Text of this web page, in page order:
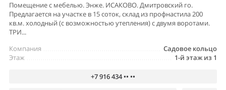
Помещение с мебелью. Энже. ИСАКОВО. Дмитровский го.
Предлагается на участке в 15 соток, склад из профнастила 200
кв.м. холодный (с возможностью утепления) с двумя воротами.
ТРИ...
Садовое кольцо
Компания
1-й этаж из 1
Этаж
+7 916 434 •• ••